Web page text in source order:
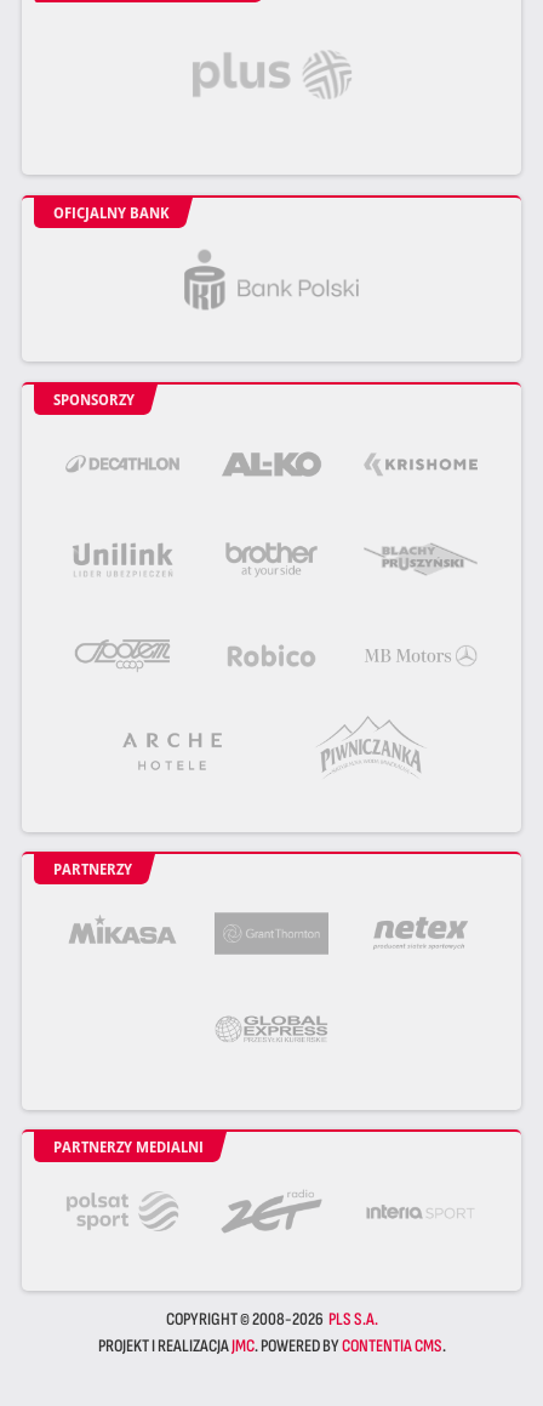
OFICJALNY BANK
SPONSORZY
PARTNERZY
PARTNERZY MEDIALNI
COPYRIGHT © 2008-2026 PLS S.A.
PROJEKT I REALIZACJAJMC. POWERED BYCONTENTIA CMS.